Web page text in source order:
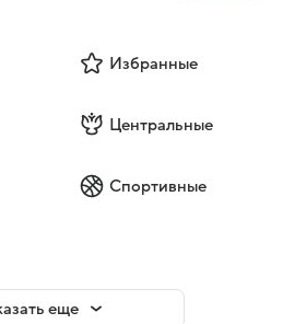
Избранные
Центральные
Спортивные
еще